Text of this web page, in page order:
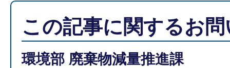
この記事に関するお
環境部 廃棄物減量推進課